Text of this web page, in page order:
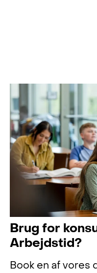
Brug for
Arbejdstid?
Book en af vores